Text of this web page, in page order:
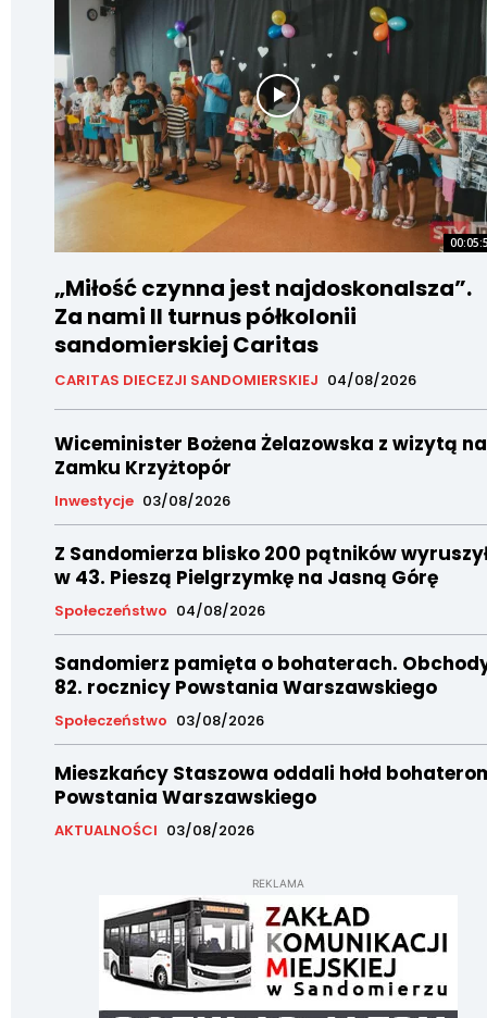
„Miłość czynna jest najdoskonalsza”.
Za nami II turnus półkolonii
sandomierskiej Caritas
CARITAS DIECEZJI SANDOMIERSKIEJ 04/08/2026
Wiceminister Bożena Żelazowska z wizytą na
Zamku Krzyżtopór
Inwestycje 03/08/2026
Z Sandomierza blisko 200 pątników
w 43. Pieszą Pielgrzymkę na Jasną Górę
Społeczeństwo 04/08/2026
Sandomierz pamięta o bohaterach.
82. rocznicy Powstania Warszawskiego
Społeczeństwo 03/08/2026
Mieszkańcy Staszowa oddali hołd
Powstania Warszawskiego
AKTUALNOŚCI 03/08/2026
REKLAMA